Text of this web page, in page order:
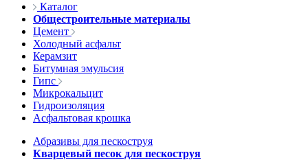
Каталог
Общестроительные материалы
Цемент
Холодный асфальт
Керамзит
Битумная эмульсия
Гипс
Микрокальцит
Гидроизоляция
Асфальтовая крошка
Абразивы для пескоструя
Кварцевый песок для пескоструя